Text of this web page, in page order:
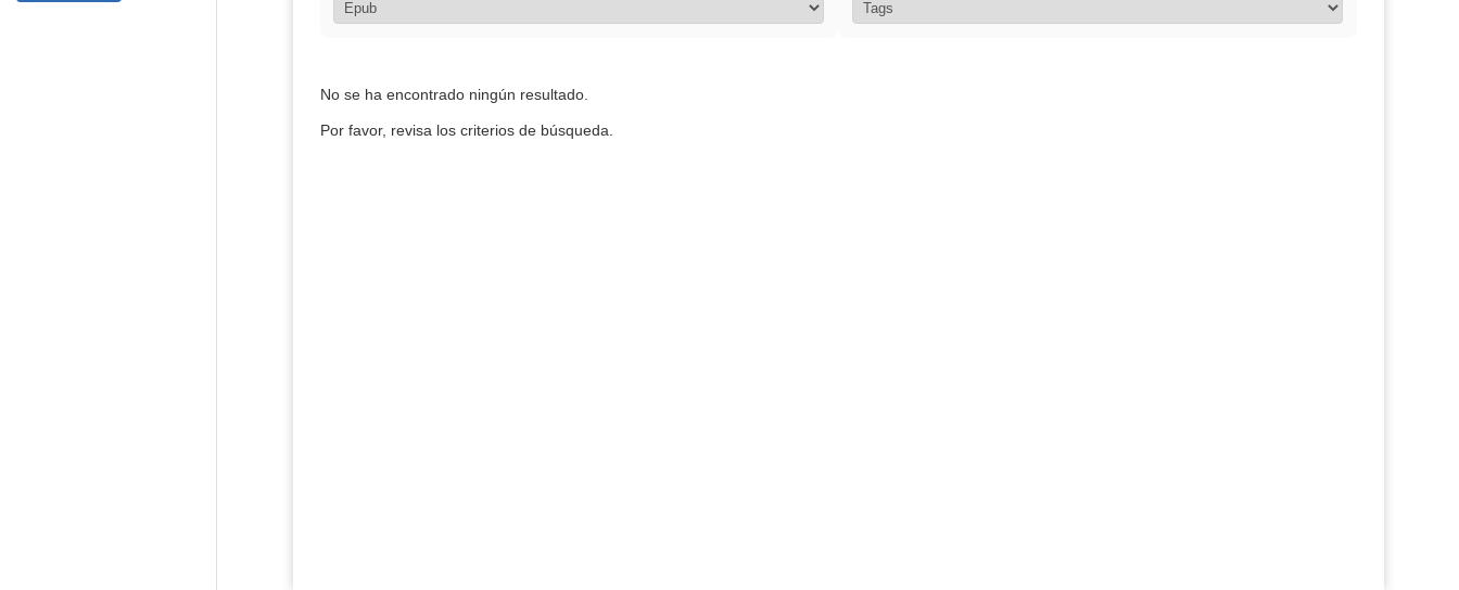
No se ha encontrado ningún resultado.
Por favor, revisa los criterios de búsqueda.